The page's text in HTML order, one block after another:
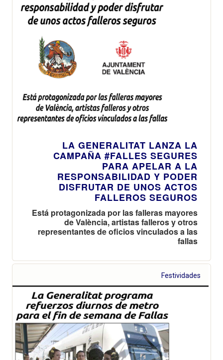
LA GENERALITAT LANZA LA
CAMPAÑA #FALLES SEGURES
PARA APELAR A LA
RESPONSABILIDAD Y PODER
DISFRUTAR DE UNOS ACTOS
FALLEROS SEGUROS
Está protagonizada por las falleras mayores
de València, artistas falleros y otros
representantes de oficios vinculados a las
fallas
Festividades